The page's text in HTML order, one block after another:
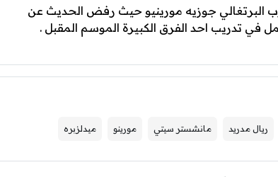
البرتغالي جوزيه مورينيو حيث رفض الحديث عن
في تدريب احد الفرق الكبيرة الموسم المقبل .
ريال مدريد مانشستر سيتي مورينو ميدلزبره